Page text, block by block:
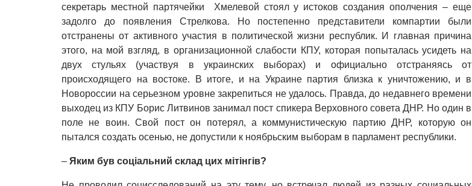
секретарь местной партячейки Хмелевой стоял у истоков создания ополчения – еще
задолго до появления Стрелкова. Но постепенно представители компартии были
отстранены от активного участия в политической жизни республик. И главная причина
этого, на мой взгляд, в организационной слабости КПУ, которая попыталась усидеть на
двух стульях (участвуя в украинских выборах) и официально отстраняясь от
происходящего на востоке. В итоге, и на Украине партия близка к уничтожению, и в
Новороссии на серьезном уровне закрепиться не удалось. Правда, до недавнего времени
выходец из КПУ Борис Литвинов занимал пост спикера Верховного совета ДНР. Но один в
поле не воин. Свой пост он потерял, а коммунистическую партию ДНР, которую он
пытался создать осенью, не допустили к ноябрьским выборам в парламент республики.
– Яким був соціальний склад цих мітінгів?